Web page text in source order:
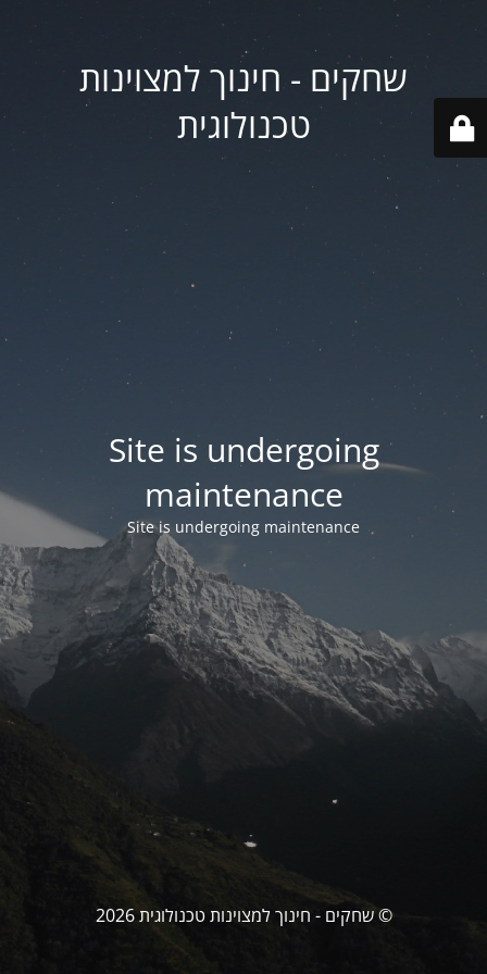
שחקים - חינוך למצוינות
טכנולוגית
Site is undergoing
maintenance
Site is undergoing maintenance
© שחקים - חינוך למצוינות טכנולוגית 2026